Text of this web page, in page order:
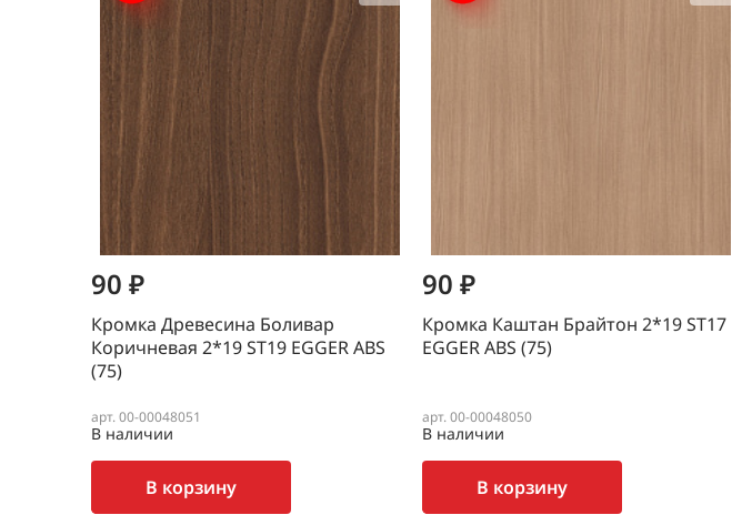
90 ₽
Кромка Древесина Боливар
Коричневая 2*19 SТ19 EGGER ABS
(75)
арт. 00-00048051
В наличии
В корзину
90 ₽
Кромка Каштан Брайтон 2*19 SТ17
EGGER ABS (75)
арт. 00-00048050
В наличии
В корзину